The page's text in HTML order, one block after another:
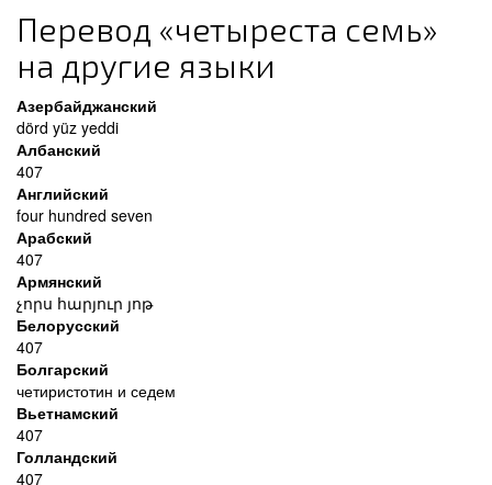
Перевод «четыреста семь»
на другие языки
Азербайджанский
dörd yüz yeddi
Албанский
407
Английский
four hundred seven
Арабский
407
Армянский
չորս հարյուր յոթ
Белорусский
407
Болгарский
четиристотин и седем
Вьетнамский
407
Голландский
407